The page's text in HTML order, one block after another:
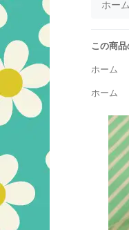
ホーム
この商品
ホーム
ホーム